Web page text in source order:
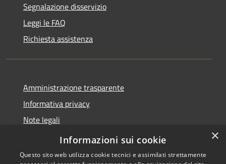
Segnalazione disservizio
Leggi le FAQ
Richiesta assistenza
Amministrazione trasparente
Informativa privacy
Note legali
Dichiarazione di accessibilità
×
Informazioni sui cookie
Questo sito web utilizza cookie tecnici e assimilati strettamente